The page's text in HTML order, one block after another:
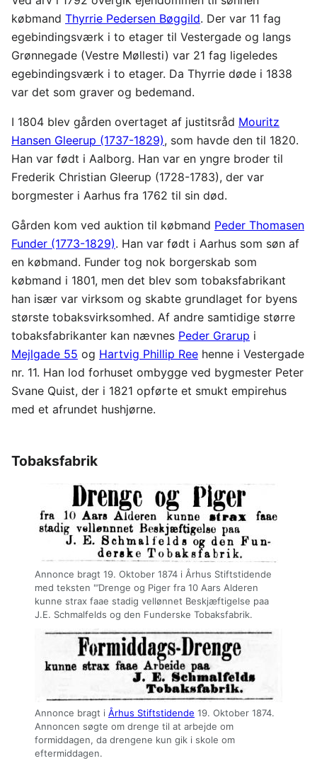
købmand Thyrrie Pedersen Bøggild. Der var 11 fag
egebindingsværk i to etager til Vestergade og langs
Grønnegade (Vestre Møllesti) var 21 fag ligeledes
egebindingsværk i to etager. Da Thyrrie døde i 1838
var det som graver og bedemand.
I 1804 blev gården overtaget af justitsråd Mouritz
Hansen Gleerup (1737-1829), som havde den til 1820.
Han var født i Aalborg. Han var en yngre broder til
Frederik Christian Gleerup (1728-1783), der var
borgmester i Aarhus fra 1762 til sin død.
Gården kom ved auktion til købmand Peder Thomasen
Funder (1773-1829). Han var født i Aarhus som søn af
en købmand. Funder tog nok borgerskab som
købmand i 1801, men det blev som tobaksfabrikant
han især var virksom og skabte grundlaget for byens
største tobaksvirksomhed. Af andre samtidige større
tobaksfabrikanter kan nævnes Peder Grarup i
Mejlgade 55 og Hartvig Phillip Ree henne i Vestergade
nr. 11. Han lod forhuset ombygge ved bygmester Peter
Svane Quist, der i 1821 opførte et smukt empirehus
med et afrundet hushjørne.
Tobaksfabrik
Annonce bragt 19. Oktober 1874 i Århus Stiftstidende
med teksten "’Drenge og Piger fra 10 Aars Alderen
kunne strax faae stadig vellønnet Beskjæftigelse paa
J.E. Schmalfelds og den Funderske Tobaksfabrik.
Annonce bragt i Århus Stiftstidende 19. Oktober 1874.
Annoncen søgte om drenge til at arbejde om
formiddagen, da drengene kun gik i skole om
eftermiddagen.